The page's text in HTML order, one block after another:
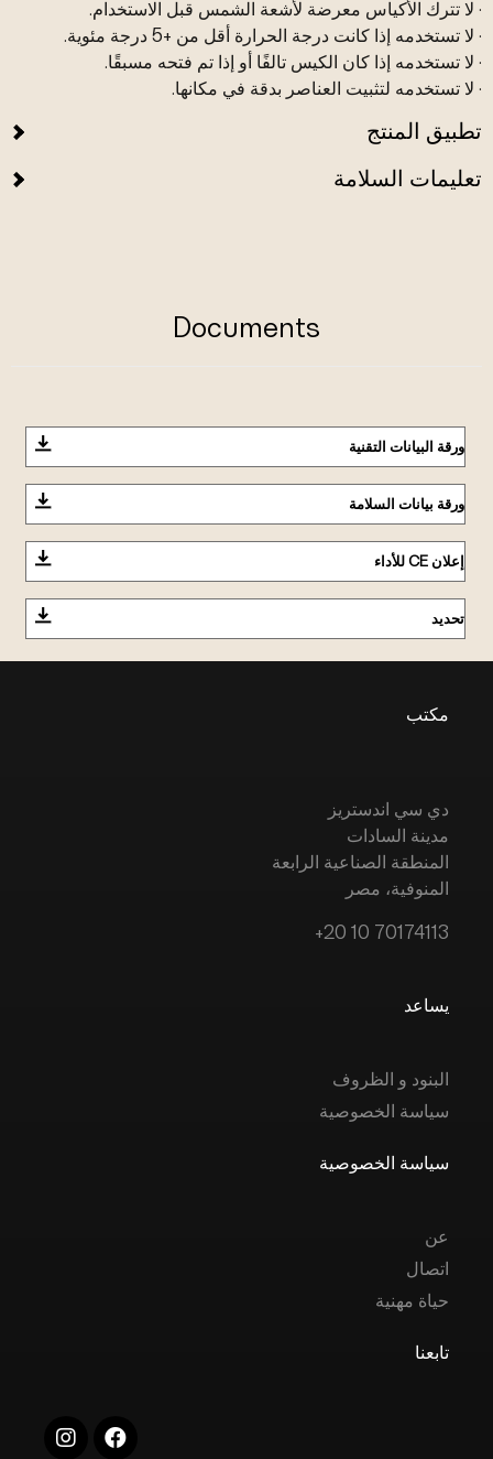
· لا تترك الأكياس معرضة لأشعة الشمس قبل الاستخدام.
· لا تستخدمه إذا كانت درجة الحرارة أقل من +5 درجة مئوية.
· لا تستخدمه إذا كان الكيس تالفًا أو إذا تم فتحه مسبقًا.
· لا تستخدمه لتثبيت العناصر بدقة في مكانها.
تطبيق المنتج
تعليمات السلامة
Documents
ورقة البيانات التقنية
ورقة بيانات السلامة
إعلان CE للأداء
تحديد
مكتب
دي سي اندستريز
مدينة السادات
المنطقة الصناعية الرابعة
المنوفية، مصر
+20 10 70174113
يساعد
البنود و الظروف
سياسة الخصوصية
سياسة الخصوصية
عن
اتصال
حياة مهنية
تابعنا